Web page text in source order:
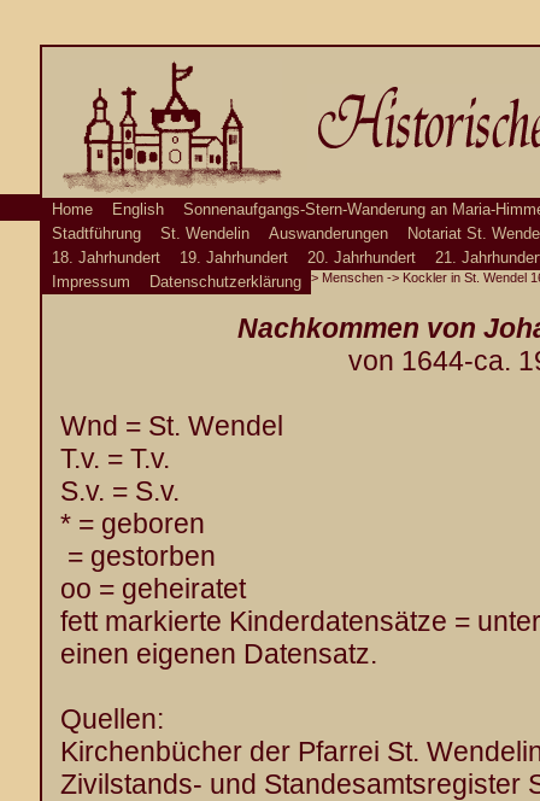
Home English
Sonnenaufgangs-Stern-Wanderung an Maria-
Stadtführung
St. Wendelin Auswanderungen
Notariat St.
18. Jahrhundert
19. Jahrhundert 20. Jahrhundert
21.
Impressum
Datenschutzerklärung > Menschen -> Kockler in St. Wendel
Nachkommen von
von 1644-ca.
Wnd = St. Wendel
T.v. = T.v.
S.v. = S.v.
* = geboren
= gestorben
oo = geheiratet
fett markierte Kinderdatensätze =
einen eigenen Datensatz.
Quellen:
Kirchenbücher der Pfarrei St.
Zivilstands- und Standesamtsregister